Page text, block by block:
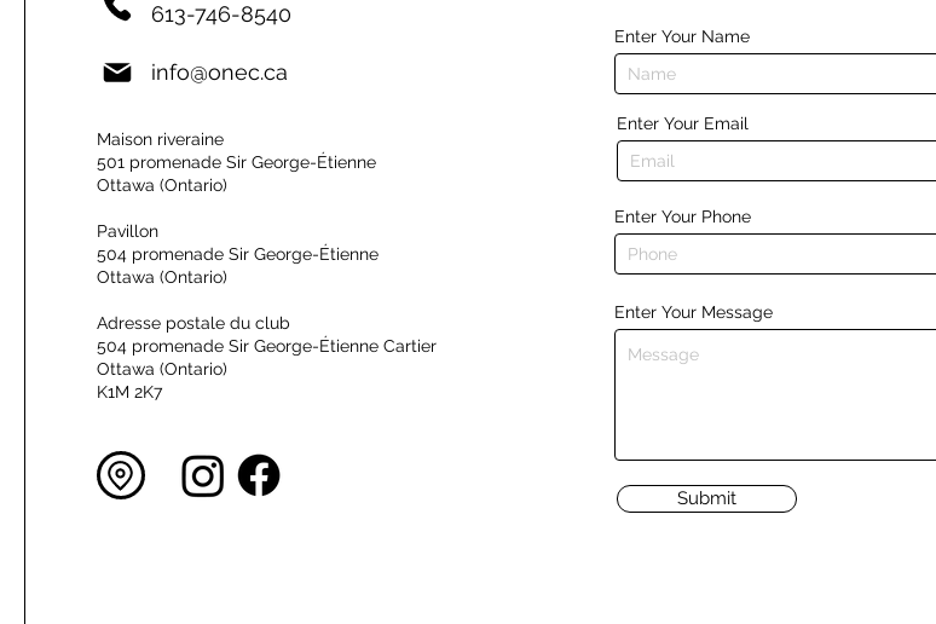
613-746-8540
info@onec.ca
Maison riveraine
501 promenade Sir George-Étienne
Ottawa (Ontario)
Pavillon
504 promenade Sir George-Étienne
Ottawa (Ontario)
Adresse postale du club
504 promenade Sir George-Étienne Cartier
Ottawa (Ontario)
K1M 2K7
Enter Your Name
Enter Your Email
Enter Your Phone
Enter Your Message
Submit